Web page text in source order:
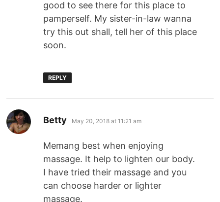
good to see there for this place to
pamperself. My sister-in-law wanna
try this out shall, tell her of this place
soon.
REPLY
Betty says:
May 20, 2018 at 11:21 am
Memang best when enjoying
massage. It help to lighten our body.
I have tried their massage and you
can choose harder or lighter
massage.